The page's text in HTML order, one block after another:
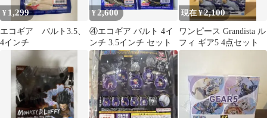
¥ 1,299
エコギア バルト3.5、
4インチ
¥2,600
④エコギア バルト 4イ
ンチ 3.5インチ セット
現在 ¥2,100
ワンピース Grandista ル
フィ ギア5 4点セット